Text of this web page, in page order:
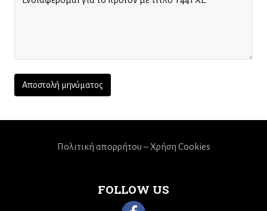
FOLLOW US
Πολιτική απορρήτου – Χρήση Cookies